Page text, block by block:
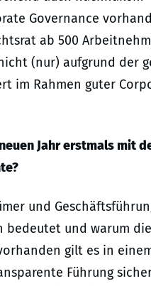
Governance
ab 500
(nur) aufgrund der
im Rahmen guter
Jahr erstmals mit
und
bedeutet und warum
gilt es in
Führung